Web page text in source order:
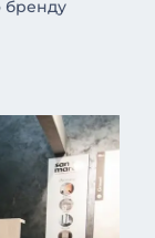
бренду